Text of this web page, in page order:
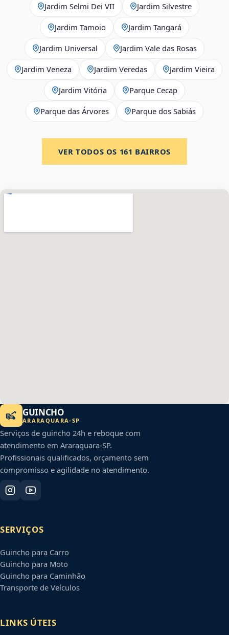
Jardim Selmi Dei VII Jardim Silvestre
Jardim Tamoio Jardim Tangará
Jardim Universal Jardim Vale das Rosas
Jardim Veneza Jardim Veredas Jardim Vieira
Jardim Vitória Parque Cecap
Parque das Árvores Parque dos Sabiás
VER TODOS OS 161 BAIRROS
GUINCHO
ARARAQUARA-SP
Serviços de guincho 24h e reboque com
atendimento em Araraquara-SP.
Profissionais qualificados, orçamento sem
compromisso e agilidade no atendimento.
SERVIÇOS
Guincho para Carro
Guincho para Moto
Guincho para Caminhão
Transporte de Veículos
LINKS ÚTEIS